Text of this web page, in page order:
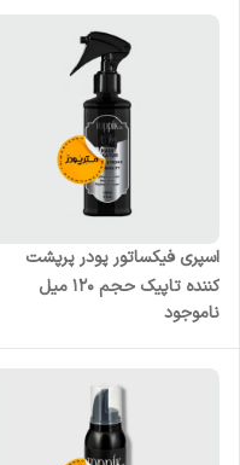
اسپری فیکساتور پودر پرپشت
کننده تاپیک حجم 120 میل
ناموجود